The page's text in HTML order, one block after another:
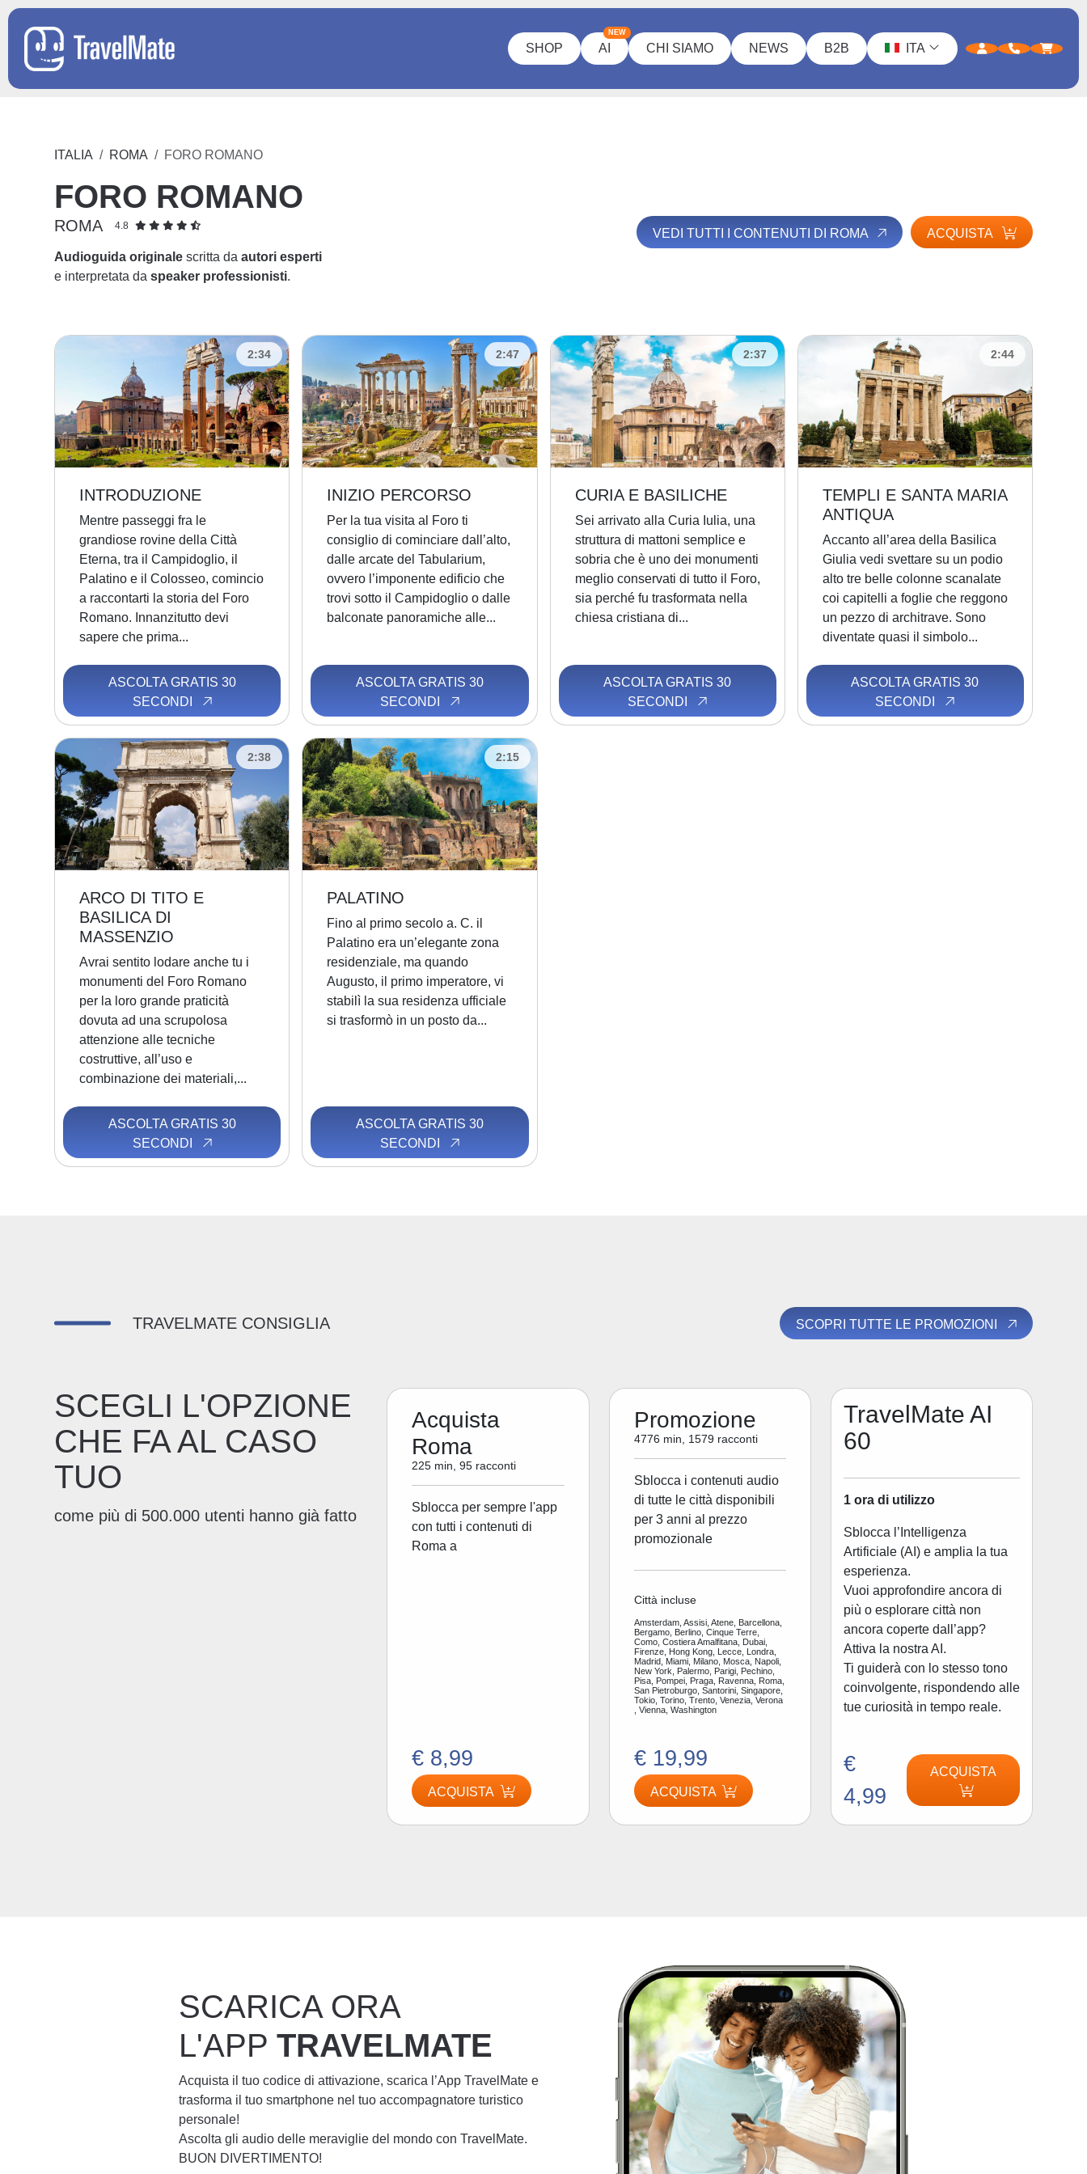
SHOP AI
NEW
CHI SIAMO NEWS B2B ITA
ITALIA ROMA FORO ROMANO
FORO ROMANO
ROMA 4.8
Audioguida originale scritta daautori esperti
e interpretata daspeaker professionisti.
VEDI TUTTI I CONTENUTI DI ROMA ACQUISTA
2:34
INTRODUZIONE
Mentre passeggi fra le
grandiose rovine della Città
Eterna, tra il Campidoglio, il
Palatino e il Colosseo, comincio
a raccontarti la storia del Foro
Romano. Innanzitutto devi
sapere che prima...
ASCOLTA GRATIS 30
SECONDI
2:47
INIZIO PERCORSO
Per la tua visita al Foro ti
consiglio di cominciare dall’alto,
dalle arcate del Tabularium,
ovvero l’imponente edificio che
trovi sotto il Campidoglio o dalle
balconate panoramiche alle...
ASCOLTA GRATIS 30
SECONDI
2:37
CURIA E BASILICHE
Sei arrivato alla Curia Iulia, una
struttura di mattoni semplice e
sobria che è uno dei monumenti
meglio conservati di tutto il Foro,
sia perché fu trasformata nella
chiesa cristiana di...
ASCOLTA GRATIS 30
SECONDI
2:44
TEMPLI E SANTA MARIA
ANTIQUA
Accanto all’area della Basilica
Giulia vedi svettare su un podio
alto tre belle colonne scanalate
coi capitelli a foglie che reggono
un pezzo di architrave. Sono
diventate quasi il simbolo...
ASCOLTA GRATIS 30
SECONDI
2:38
ARCO DI TITO E
BASILICA DI
MASSENZIO
Avrai sentito lodare anche tu i
monumenti del Foro Romano
per la loro grande praticità
dovuta ad una scrupolosa
attenzione alle tecniche
costruttive, all’uso e
combinazione dei materiali,...
ASCOLTA GRATIS 30
SECONDI
2:15
PALATINO
Fino al primo secolo a. C. il
Palatino era un’elegante zona
residenziale, ma quando
Augusto, il primo imperatore, vi
stabilì la sua residenza ufficiale
si trasformò in un posto da...
ASCOLTA GRATIS 30
SECONDI
TRAVELMATE CONSIGLIA SCOPRI TUTTE LE PROMOZIONI
SCEGLI L'OPZIONE
CHE FA AL CASO
TUO
come più di 500.000 utenti hanno già fatto
Acquista
Roma
225 min, 95 racconti
Sblocca per sempre l'app
con tutti i contenuti di
Roma a
€ 8,99
ACQUISTA
Promozione
4776 min, 1579 racconti
Sblocca i contenuti audio
di tutte le città disponibili
per 3 anni al prezzo
promozionale
Città incluse
Amsterdam, Assisi, Atene, Barcellona,
Bergamo, Berlino, Cinque Terre,
Como, Costiera Amalfitana, Dubai,
Firenze, Hong Kong, Lecce, Londra,
Madrid, Miami, Milano, Mosca, Napoli,
New York, Palermo, Parigi, Pechino,
Pisa, Pompei, Praga, Ravenna, Roma,
San Pietroburgo, Santorini, Singapore,
Tokio, Torino, Trento, Venezia, Verona
, Vienna, Washington
€ 19,99
ACQUISTA
TravelMate AI
60
1 ora di utilizzo
Sblocca l’Intelligenza
Artificiale (AI) e amplia la tua
esperienza.
Vuoi approfondire ancora di
più o esplorare città non
ancora coperte dall’app?
Attiva la nostra AI.
Ti guiderà con lo stesso tono
coinvolgente, rispondendo alle
tue curiosità in tempo reale.
€
4,99
ACQUISTA
SCARICA ORA
L'APPTRAVELMATE
Acquista il tuo codice di attivazione, scarica l’App TravelMate e
trasforma il tuo smartphone nel tuo accompagnatore turistico
personale!
Ascolta gli audio delle meraviglie del mondo con TravelMate.
BUON DIVERTIMENTO!